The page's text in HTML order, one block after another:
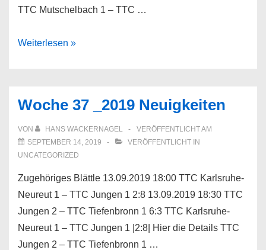
TTC Mutschelbach 1 – TTC …
Woche
Weiterlesen »
Woche 37 _2019 Neuigkeiten
VON HANS WACKERNAGEL
VERÖFFENTLICHT AM
SEPTEMBER 14, 2019
VERÖFFENTLICHT IN
UNCATEGORIZED
Zugehöriges Blättle 13.09.2019 18:00 TTC Karlsruhe-
Neureut 1 – TTC Jungen 1 2:8 13.09.2019 18:30 TTC
Jungen 2 – TTC Tiefenbronn 1 6:3 TTC Karlsruhe-
Neureut 1 – TTC Jungen 1 |2:8| Hier die Details TTC
Jungen 2 – TTC Tiefenbronn 1 …